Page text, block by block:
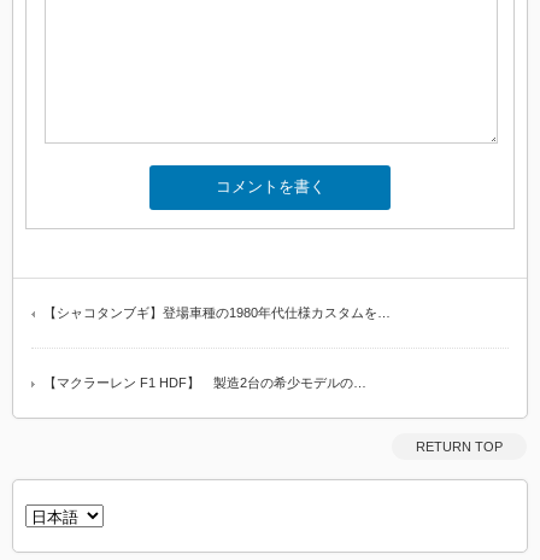
【シャコタンブギ】登場車種の1980年代仕様カスタムを…
【マクラーレン F1 HDF】 製造2台の希少モデルの…
RETURN TOP
言
語